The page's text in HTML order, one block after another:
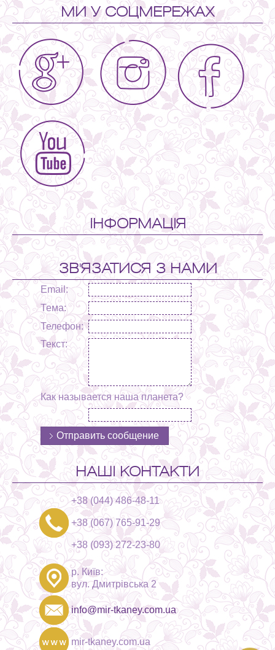
МИ У СОЦМЕРЕЖАХ
ІНФОРМАЦІЯ
ЗВ'ЯЗАТИСЯ З НАМИ
Email:
Тема:
Телефон:
Текст:
Как называется наша планета?
НАШІ КОНТАКТИ
+38 (044) 486-48-11
+38 (067) 765-91-29
+38 (093) 272-23-80
р. Київ:
вул. Дмитрівська 2
info@mir-tkaney.com.ua
mir-tkaney.com.ua